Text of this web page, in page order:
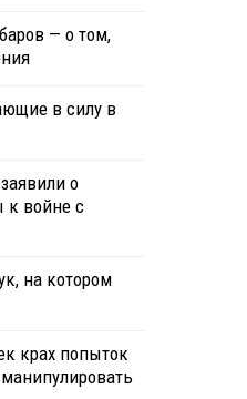
— о том,
в силу в
о
к войне с
на котором
крах попыток